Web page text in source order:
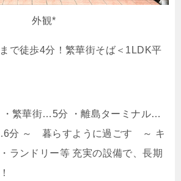
外観*
で徒歩4分！繁華街そば＜1LDK平
繁華街…5分 ・離島ターミナル…
分 ～ 暮らすように過ごす ～ キ
ランドリー等 充実の設備で、長期